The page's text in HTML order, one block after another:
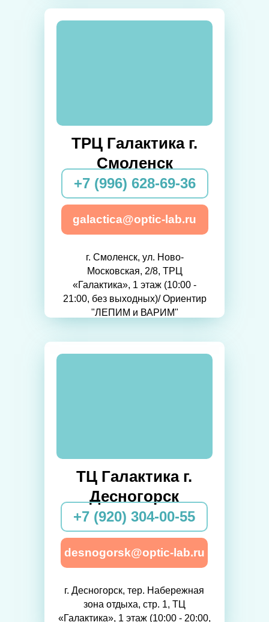
ТЦ Галактика г.
Десногорск
+7 (920) 304-00-55
desnogorsk@optic-lab.ru
г. Десногорск, тер. Набережная
зона отдыха, стр. 1, ТЦ
«Галактика», 1 этаж (10:00 - 20:00,
+7 (996) 628-69-36
galactica@optic-lab.ru
ТРЦ Галактика г.
Смоленск
г. Смоленск, ул. Ново-
Московская, 2/8, ТРЦ
«Галактика», 1 этаж (10:00 -
21:00, без выходных)/ Ориентир
"ЛЕПИМ и ВАРИМ"